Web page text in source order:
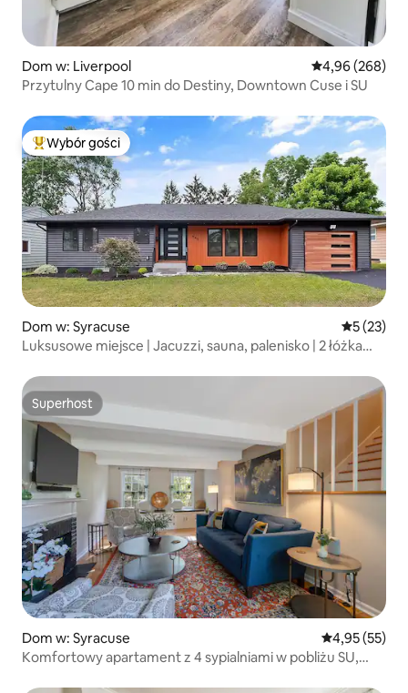
Dom w: Liverpool Średnia
4,96 (268)
Przytulny Cape 10 min do Destiny, Downtown Cuse i SU
Najpopularniejsze z kategorii Wybór gości
Wybór gości
Dom w: Syracuse Średnia
5 (23)
Luksusowe miejsce | Jacuzzi, sauna, palenisko | 2 łóżka
Superhost
Superhost
Dom w: Syracuse Średnia
4,95 (55)
Komfortowy apartament z 4 sypialniami w pobliżu SU,